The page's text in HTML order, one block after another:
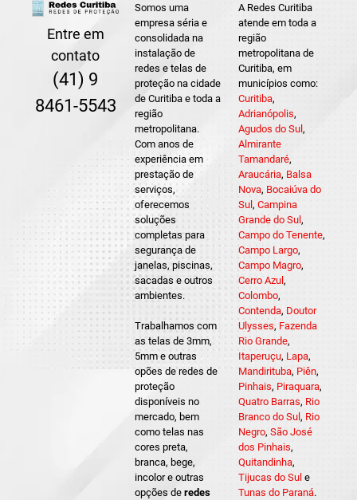
Entre em
contato
(41) 9
8461-5543
Somos uma
empresa séria e
consolidada na
instalação de
redes e telas de
proteção na cidade
de Curitiba e toda a
região
metropolitana.
Com anos de
experiência em
prestação de
serviços,
oferecemos
soluções
completas para
segurança de
janelas, piscinas,
sacadas e outros
ambientes.
Trabalhamos com
as telas de 3mm,
5mm e outras
opões de redes de
proteção
disponíveis no
mercado, bem
como telas nas
cores preta,
branca, bege,
incolor e outras
opções deredes
A Redes Curitiba
atende em toda a
região
metropolitana de
Curitiba, em
municípios como:
Curitiba,
Adrianópolis,
Agudos do Sul,
Almirante
Tamandaré,
Araucária, Balsa
Nova, Bocaiúva do
Sul, Campina
Grande do Sul,
Campo do Tenente,
Campo Largo,
Campo Magro,
Cerro Azul,
Colombo,
Contenda, Doutor
Ulysses, Fazenda
Rio Grande,
Itaperuçu, Lapa,
Mandirituba, Piên,
Pinhais, Piraquara,
Quatro Barras, Rio
Branco do Sul, Rio
Negro, São José
dos Pinhais,
Quitandinha,
Tijucas do Sule
Tunas do Paraná.